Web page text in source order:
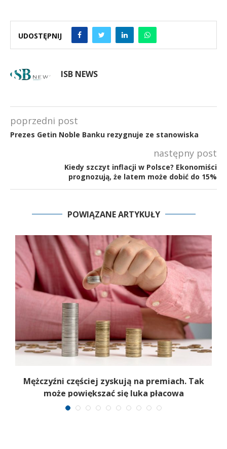
UDOSTĘPNIJ
ISB NEWS
poprzedni post
Prezes Getin Noble Banku rezygnuje ze stanowiska
następny post
Kiedy szczyt inflacji w Polsce? Ekonomiści
prognozują, że latem może dobić do 15%
POWIĄZANE ARTYKUŁY
Mężczyźni częściej zyskują na premiach. Tak
może powiększać się luka płacowa